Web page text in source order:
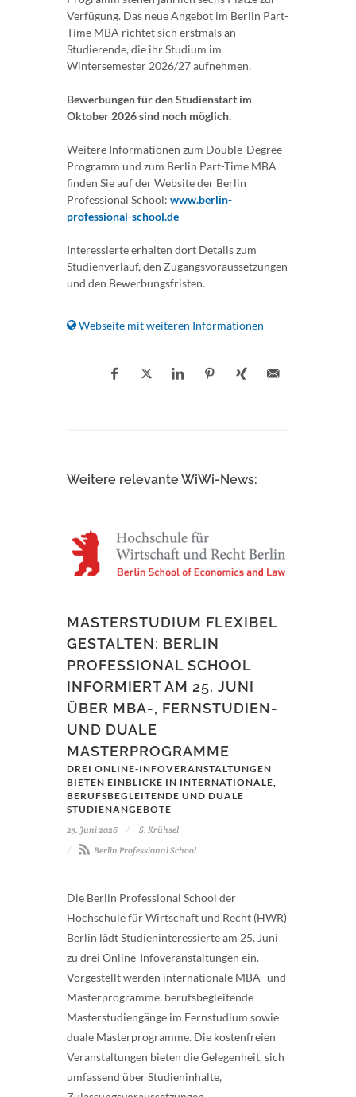
Verfügung. Das neue Angebot im Berlin Part-
Time MBA richtet sich erstmals an
Studierende, die ihr Studium im
Wintersemester 2026/27 aufnehmen.
Bewerbungen für den Studienstart im
Oktober 2026 sind noch möglich.
Weitere Informationen zum Double-Degree-
Programm und zum Berlin Part-Time MBA
finden Sie auf der Website der Berlin
Professional School: www.berlin-
professional-school.de
Interessierte erhalten dort Details zum
Studienverlauf, den Zugangsvoraussetzungen
und den Bewerbungsfristen.
Webseite mit weiteren Informationen
Weitere relevante WiWi-News:
MASTERSTUDIUM FLEXIBEL
GESTALTEN: BERLIN
PROFESSIONAL SCHOOL
INFORMIERT AM 25. JUNI
ÜBER MBA-, FERNSTUDIEN-
UND DUALE
MASTERPROGRAMME
DREI ONLINE-INFOVERANSTALTUNGEN
BIETEN EINBLICKE IN INTERNATIONALE,
BERUFSBEGLEITENDE UND DUALE
STUDIENANGEBOTE
23. Juni 2026
S. Krühsel
Berlin Professional School
Die Berlin Professional School der
Hochschule für Wirtschaft und Recht (HWR)
Berlin lädt Studieninteressierte am 25. Juni
zu drei Online-Infoveranstaltungen ein.
Vorgestellt werden internationale MBA- und
Masterprogramme, berufsbegleitende
Masterstudiengänge im Fernstudium sowie
duale Masterprogramme. Die kostenfreien
Veranstaltungen bieten die Gelegenheit, sich
umfassend über Studieninhalte,